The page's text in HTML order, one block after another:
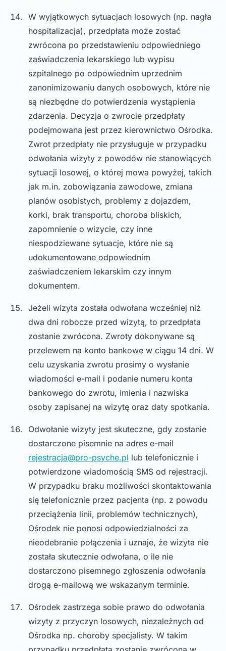
W wyjątkowych sytuacjach losowych (np. nagła
hospitalizacja), przedpłata może zostać
zwrócona po przedstawieniu odpowiedniego
zaświadczenia lekarskiego lub wypisu
szpitalnego po odpowiednim uprzednim
zanonimizowaniu danych osobowych, które nie
są niezbędne do potwierdzenia wystąpienia
zdarzenia. Decyzja o zwrocie przedpłaty
podejmowana jest przez kierownictwo Ośrodka.
Zwrot przedpłaty nie przysługuje w przypadku
odwołania wizyty z powodów nie stanowiących
sytuacji losowej, o której mowa powyżej, takich
jak m.in. zobowiązania zawodowe, zmiana
planów osobistych, problemy z dojazdem,
korki, brak transportu, choroba bliskich,
zapomnienie o wizycie, czy inne
niespodziewane sytuacje, które nie są
udokumentowane odpowiednim
zaświadczeniem lekarskim czy innym
dokumentem.
Jeżeli wizyta została odwołana wcześniej niż
dwa dni robocze przed wizytą, to przedpłata
zostanie zwrócona. Zwroty dokonywane są
przelewem na konto bankowe w ciągu 14 dni. W
celu uzyskania zwrotu prosimy o wysłanie
wiadomości e-mail i podanie numeru konta
bankowego do zwrotu, imienia i nazwiska
osoby zapisanej na wizytę oraz daty spotkania.
Odwołanie wizyty jest skuteczne, gdy zostanie
dostarczone pisemnie na adres e-mail
rejestracja@pro-psyche.pl lub telefonicznie i
potwierdzone wiadomością SMS od rejestracji.
W przypadku braku możliwości skontaktowania
się telefonicznie przez pacjenta (np. z powodu
przeciążenia linii, problemów technicznych),
Ośrodek nie ponosi odpowiedzialności za
nieodebranie połączenia i uznaje, że wizyta nie
została skutecznie odwołana, o ile nie
dostarczono pisemnego zgłoszenia odwołania
drogą e-mailową we wskazanym terminie.
Ośrodek zastrzega sobie prawo do odwołania
wizyty z przyczyn losowych, niezależnych od
Ośrodka np. choroby specjalisty. W takim